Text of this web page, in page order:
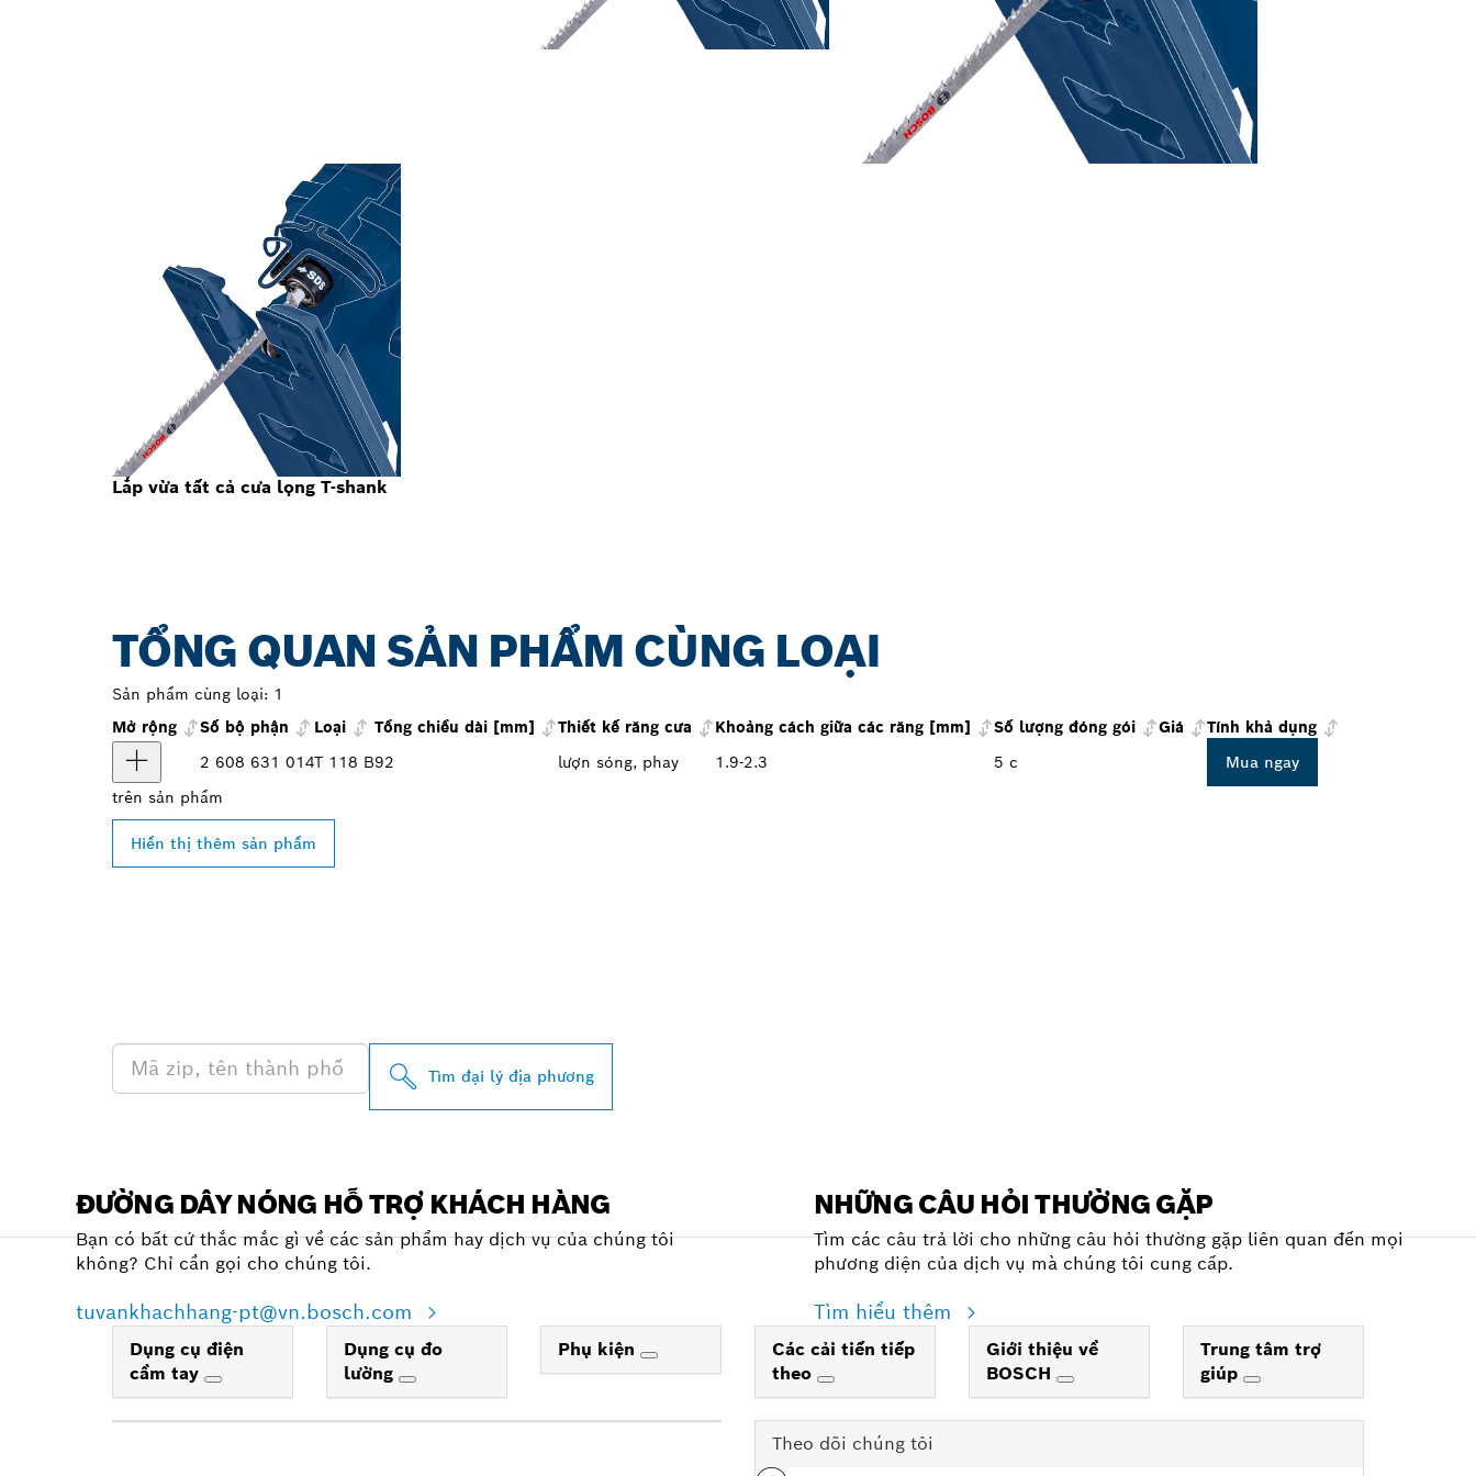
Lắp vừa tất cả cưa lọng T-shank
TỔNG QUAN SẢN PHẨM CÙNG LOẠI
Sản phẩm cùng loại: 1
Mở rộng
Số bộ phận Loại Tổng chiều dài [mm] Thiết kế răng cưa Khoảng cách giữa các răng [mm] Số lượng đóng gói Giá
Tính khả dụng
2 608 631 014T 118 B92 lượn sóng, phay 1.9-2.3 5 c
Mua ngay
trên sản phẩm
Hiển thị thêm sản phẩm
Tìm đại lý địa phương
ĐƯỜNG DÂY NÓNG HỖ TRỢ KHÁCH HÀNG
Bạn có bất cứ thắc mắc gì về các sản phẩm hay dịch vụ của chúng tôi
không? Chỉ cần gọi cho chúng tôi.
tuvankhachhang-pt@vn.bosch.com
NHỮNG CÂU HỎI THƯỜNG GẶP
Tìm các câu trả lời cho những câu hỏi thường gặp liên quan đến mọi
phương diện của dịch vụ mà chúng tôi cung cấp.
Tìm hiểu thêm
Dụng cụ điện
cầm tay
Dụng cụ đo
lường
Phụ kiện
Các cải tiến tiếp
theo
Giới thiệu về
BOSCH
Trung tâm trợ
giúp
Theo dõi chúng tôi